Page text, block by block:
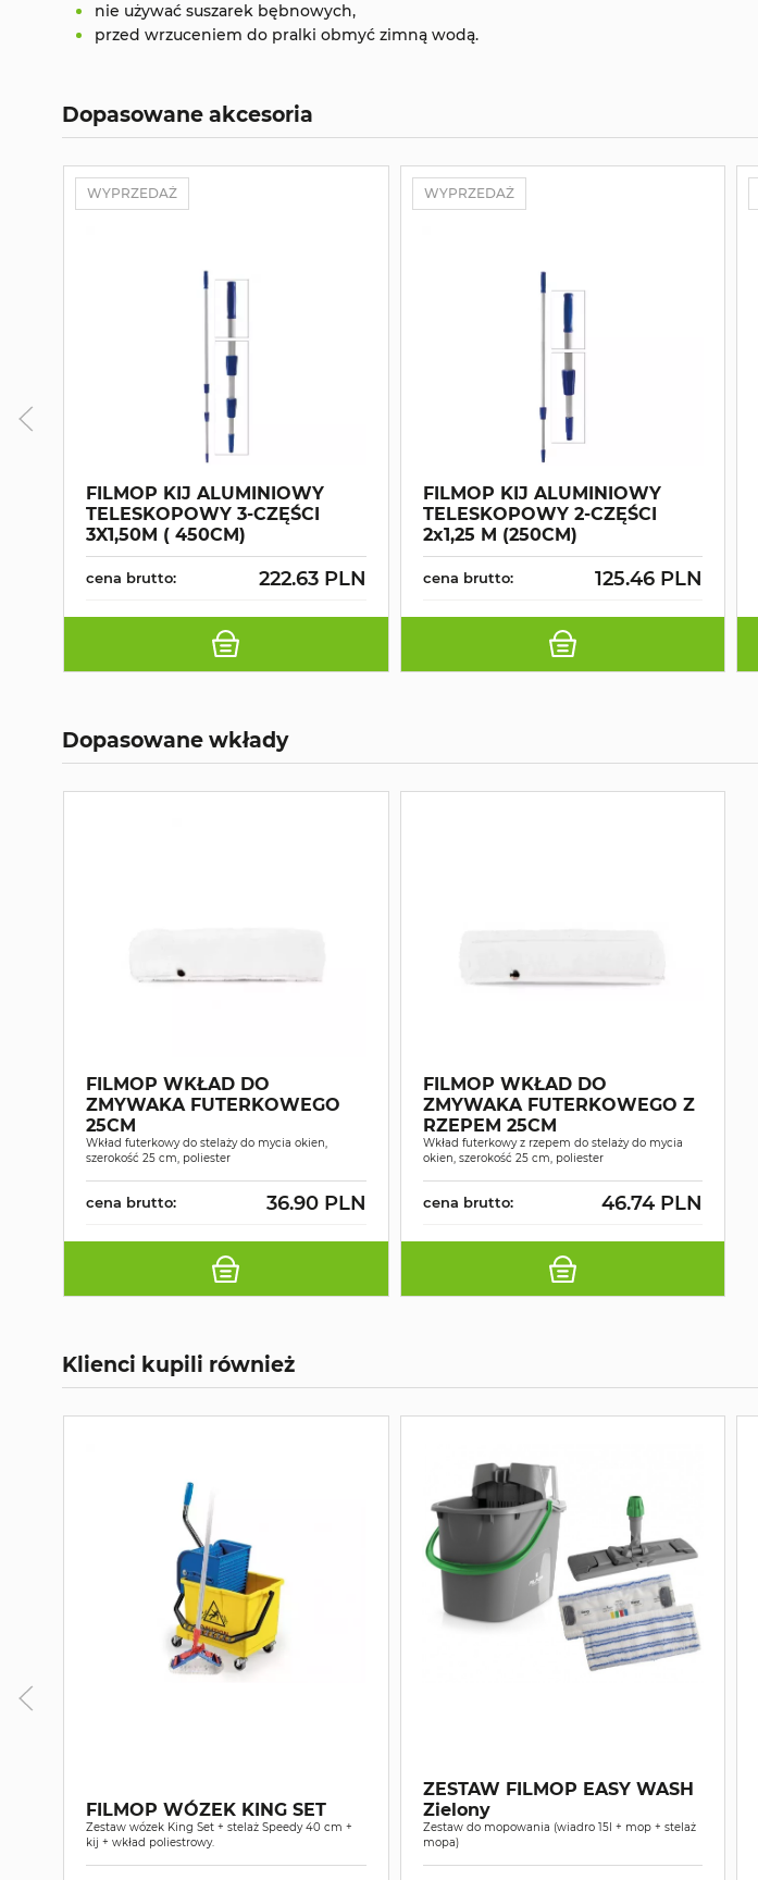
nie używać suszarek bębnowych,
przed wrzuceniem do pralki obmyć zimną wodą.
Dopasowane akcesoria
WYPRZEDAŻ
FILMOP KIJ ALUMINIOWY
TELESKOPOWY 3-CZĘŚCI
3X1,50M ( 450CM)
cena brutto: 222.63 PLN
WYPRZEDAŻ
FILMOP KIJ ALUMINIOWY
TELESKOPOWY 2-CZĘŚCI
2x1,25 M (250CM)
cena brutto: 125.46 PLN
Dopasowane wkłady
FILMOP WKŁAD DO
ZMYWAKA FUTERKOWEGO
25CM
Wkład futerkowy do stelaży do mycia okien,
szerokość 25 cm, poliester
cena brutto: 36.90 PLN
FILMOP WKŁAD DO
ZMYWAKA FUTERKOWEGO Z
RZEPEM 25CM
Wkład futerkowy z rzepem do stelaży do mycia
okien, szerokość 25 cm, poliester
cena brutto: 46.74 PLN
Klienci kupili również
FILMOP WÓZEK KING SET
Zestaw wózek King Set + stelaż Speedy 40 cm +
kij + wkład poliestrowy.
ZESTAW FILMOP EASY WASH
Zielony
Zestaw do mopowania (wiadro 15l + mop + stelaż
mopa)